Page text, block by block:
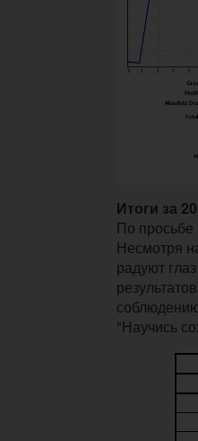
Итоги за
По просьбе
Несмотря
радуют
"Научись